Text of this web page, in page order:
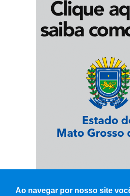
Ao navegar por nosso site